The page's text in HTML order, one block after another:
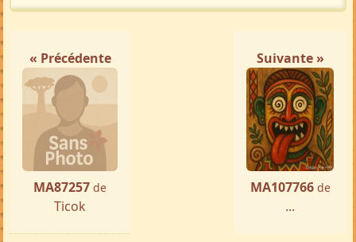
« Précédente
MA87257 de
Ticok
Suivante »
MA107766 de
...